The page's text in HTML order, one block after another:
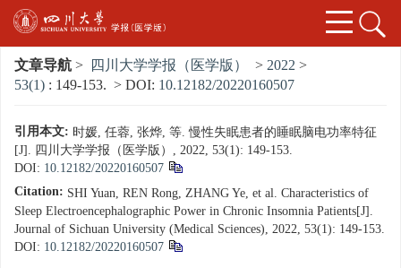
文章导航 > 四川大学学报（医学版） > 2022 >
53(1) : 149-153. > DOI: 10.12182/20220160507
引用本文: 时媛, 任蓉, 张烨, 等. 慢性失眠患者的睡眠脑电功率特征
[J]. 四川大学学报（医学版）, 2022, 53(1): 149-153.
DOI: 10.12182/20220160507
Citation: SHI Yuan, REN Rong, ZHANG Ye, et al. Characteristics of
Sleep Electroencephalographic Power in Chronic Insomnia Patients[J].
Journal of Sichuan University (Medical Sciences), 2022, 53(1): 149-153.
DOI: 10.12182/20220160507